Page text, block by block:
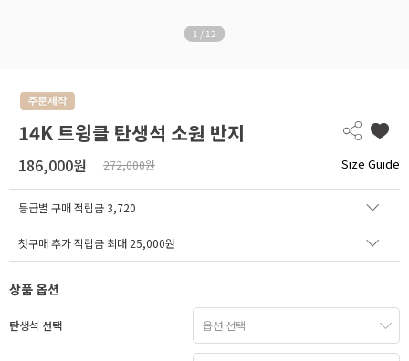
1 / 12
14K 트윙클 탄생석 소원 반지
186,000원 272,000원 Size Guide
등급별 구매 적립금3,720
첫구매 추가 적립금 최대 25,000원
상품 옵션
탄생석 선택